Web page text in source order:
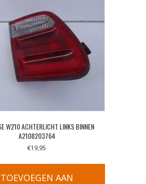
W210 ACHTERLICHT LINKS BINNEN
A2108203764
€19,95
TOEVOEGEN AAN